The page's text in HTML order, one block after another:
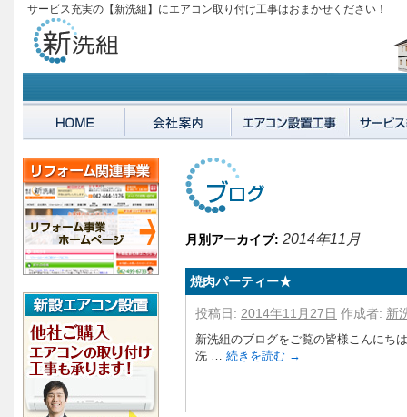
サービス充実の【新洗組】にエアコン取り付け工事はおまかせください！
月別アーカイブ: 2014年11月
焼肉パーティー★
投稿日: 2014年11月27日 作成者: 新
新洗組のブログをご覧の皆様こんに
洗 … 続きを読む →